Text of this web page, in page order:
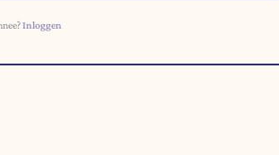
Inloggen